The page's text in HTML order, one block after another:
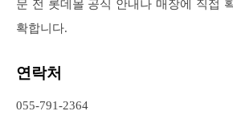
문 전 롯데몰 공식 안내나 매장에 직접
확합니다.
연락처
055-791-2364